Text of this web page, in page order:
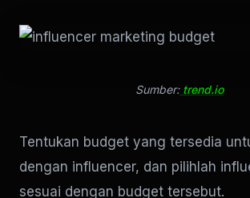
Sumber:trend.io
Tentukan budget yang tersedia
dengan influencer, dan pilihlah
sesuai dengan budget tersebut.